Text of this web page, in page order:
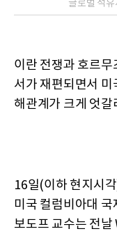
글로벌 석유
이란 전쟁과 호르무
서가 재편되면서 미
해관계가 크게 엇
16일(이하 현지시
미국 컬럼비아대
보도프 교수는 전날